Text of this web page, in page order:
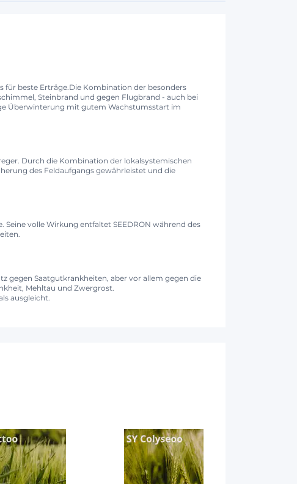
für beste Erträge.Die Kombination der besonders
Steinbrand und gegen Flugbrand - auch bei
Überwinterung mit gutem Wachstumsstart im
Durch die Kombination der lokalsystemischen
des Feldaufgangs gewährleistet und die
volle Wirkung entfaltet SEEDRON während des
gegen Saatgutkrankheiten, aber vor allem gegen die
Mehltau und Zwergrost.
ausgleicht.